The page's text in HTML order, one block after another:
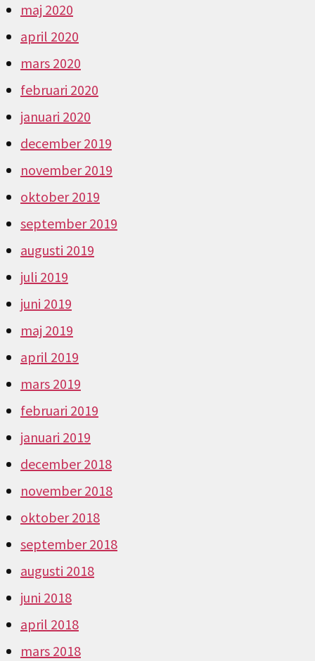
maj 2020
april 2020
mars 2020
februari 2020
januari 2020
december 2019
november 2019
oktober 2019
september 2019
augusti 2019
juli 2019
juni 2019
maj 2019
april 2019
mars 2019
februari 2019
januari 2019
december 2018
november 2018
oktober 2018
september 2018
augusti 2018
juni 2018
april 2018
mars 2018